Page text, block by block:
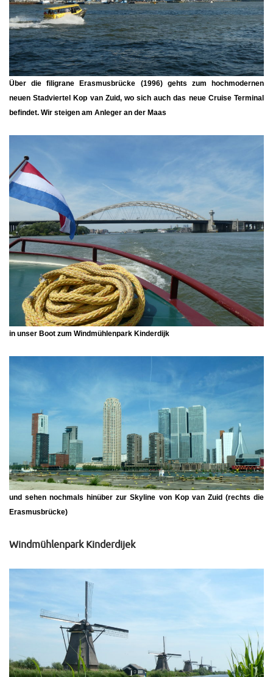
Über die filigrane Erasmusbrücke (1996) gehts zum hochmodernen
neuen Stadviertel
Kop van Zuid, wo sich auch das neue Cruise Terminal
befindet. Wir steigen am Anleger an der Maas
in unser Boot zum Windmühlenpark Kinderdijk
und sehen nochmals hinüber zur Skyline von Kop van Zuid (rechts die
Erasmusbrücke)
Windmühlenpark Kinderdijek